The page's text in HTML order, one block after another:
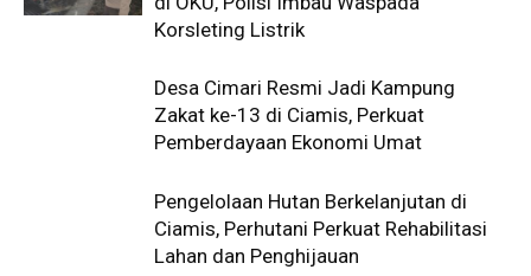
Korsleting Listrik
Desa Cimari Resmi Jadi Kampung
Zakat ke-13 di Ciamis, Perkuat
Pemberdayaan Ekonomi Umat
Pengelolaan Hutan Berkelanjutan di
Ciamis, Perhutani Perkuat Rehabilitasi
Lahan dan Penghijauan